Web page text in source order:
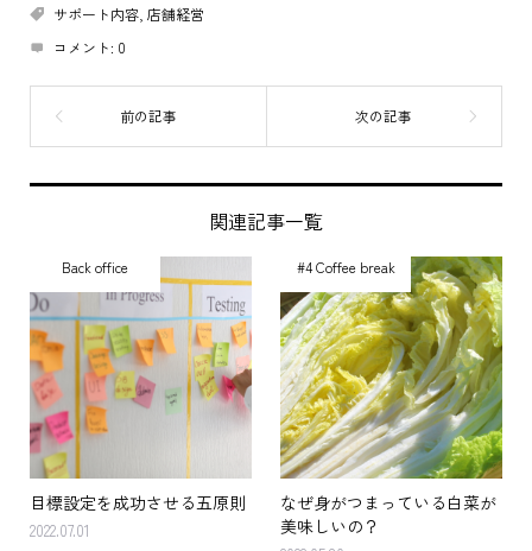
サポート内容, 店舗経営
コメント: 0
関連記事一覧
Back office
目標設定を成功させる五原則
2022.07.01
#4 Coffee break
なぜ身がつまっている白菜が
美味しいの？